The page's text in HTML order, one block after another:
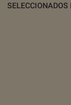
SELECCIONADOS